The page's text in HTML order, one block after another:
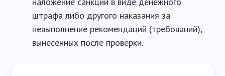
штрафа либо другого наказания за
невыполнение рекомендаций (требований),
вынесенных после проверки.